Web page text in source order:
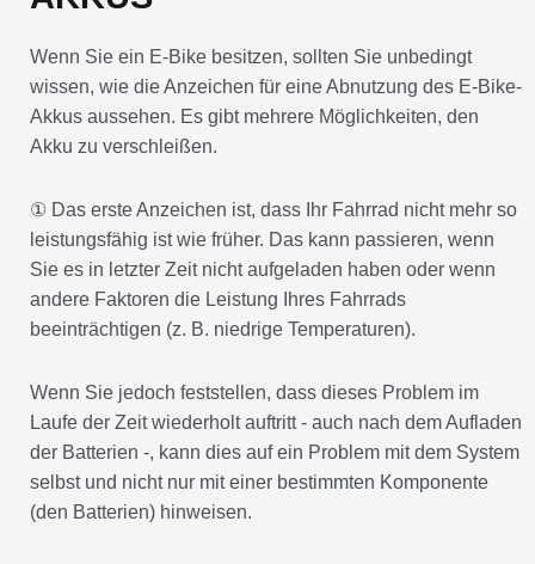
wissen, wie die Anzeichen für eine Abnutzung des E-Bike-
Akkus aussehen. Es gibt mehrere Möglichkeiten, den
Akku zu verschleißen.
leistungsfähig ist wie früher. Das kann passieren, wenn
Sie es in letzter Zeit nicht aufgeladen haben oder wenn
andere Faktoren die Leistung Ihres Fahrrads
beeinträchtigen (z. B. niedrige Temperaturen).
Laufe der Zeit wiederholt auftritt - auch nach dem Aufladen
der Batterien -, kann dies auf ein Problem mit dem System
selbst und nicht nur mit einer bestimmten Komponente
(den Batterien) hinweisen.